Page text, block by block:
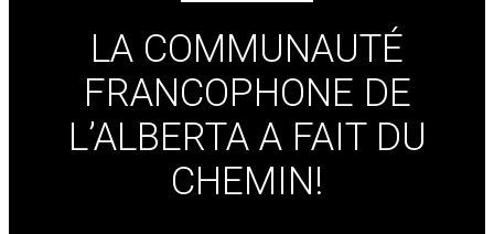
LA COMMUNAUTÉ
FRANCOPHONE DE
L’ALBERTA A FAIT DU
CHEMIN!